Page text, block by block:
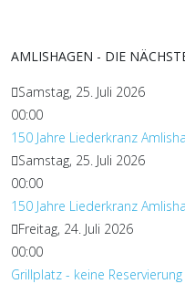
AMLISHAGEN - DIE
Samstag, 25. Juli 2026
00:00
150 Jahre Liederkranz
Samstag, 25. Juli 2026
00:00
150 Jahre Liederkranz
Freitag, 24. Juli 2026
00:00
Grillplatz - keine